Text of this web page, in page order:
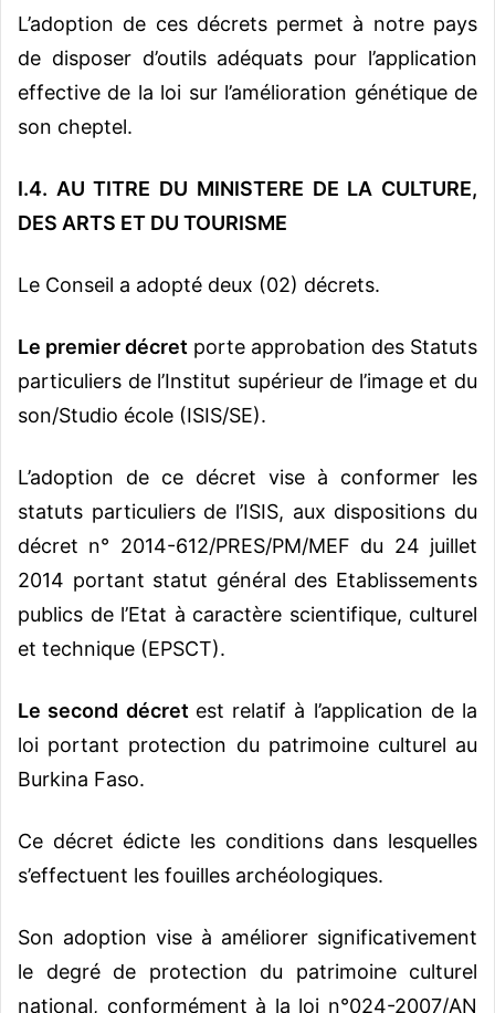
L’adoption de ces décrets permet à notre pays
de disposer d’outils adéquats pour l’application
effective de la loi sur l’amélioration génétique de
son cheptel.
I.4. AU TITRE DU MINISTERE DE LA CULTURE,
DES ARTS ET DU TOURISME
Le Conseil a adopté deux (02) décrets.
Le premier décret porte approbation des Statuts
particuliers de l’Institut supérieur de l’image et du
son/Studio école (ISIS/SE).
L’adoption de ce décret vise à conformer les
statuts particuliers de l’ISIS, aux dispositions du
décret n° 2014-612/PRES/PM/MEF du 24 juillet
2014 portant statut général des Etablissements
publics de l’Etat à caractère scientifique, culturel
et technique (EPSCT).
Le second décret est relatif à l’application de la
loi portant protection du patrimoine culturel au
Burkina Faso.
Ce décret édicte les conditions dans lesquelles
s’effectuent les fouilles archéologiques.
Son adoption vise à améliorer significativement
le degré de protection du patrimoine culturel
national, conformément à la loi n°024-2007/AN